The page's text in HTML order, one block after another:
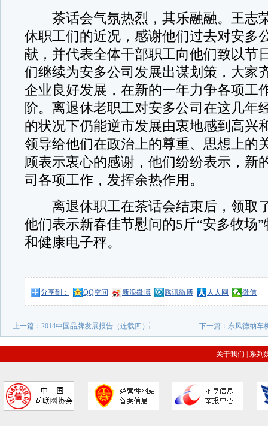
茶话会气氛热烈，其乐融融。王志
休职工们的近况，感谢他们过去对安多
献，并代表全体干部职工向他们致以节
们继续为安多公司发展出谋划策，大家
企业良好发展，在新的一年力争各项工
阶。离退休老职工对安多公司在这几年
的状况下仍能逆市发展由衷地感到高兴
领导给他们在政治上的尊重、思想上的
顾表示衷心的感谢，他们纷纷表示，新
司各项工作，发挥余热作用。
离退休职工在茶话会结束后，领取
他们表示新春佳节慰问的5斤“安多牧场
和健康电子秤。
分享到： QQ空间 新浪微博 腾讯微博 人人网 微信
上一篇： 2014中国品牌发展报告（连载四） 下一篇： 东风德纳车
关于我们 系列